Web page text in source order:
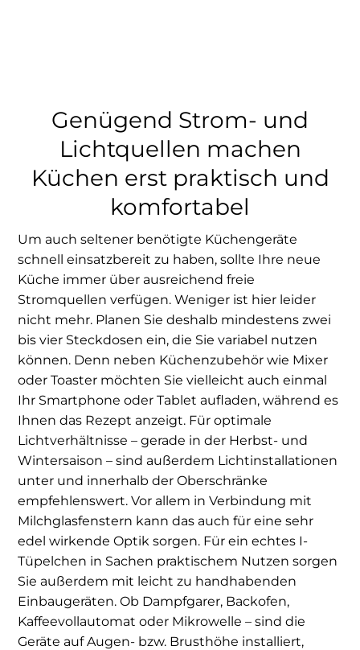
Genügend Strom- und
Lichtquellen machen
Küchen erst praktisch und
komfortabel
Um auch seltener benötigte Küchengeräte
schnell einsatzbereit zu haben, sollte Ihre neue
Küche immer über ausreichend freie
Stromquellen verfügen. Weniger ist hier leider
nicht mehr. Planen Sie deshalb mindestens zwei
bis vier Steckdosen ein, die Sie variabel nutzen
können. Denn neben Küchenzubehör wie Mixer
oder Toaster möchten Sie vielleicht auch einmal
Ihr Smartphone oder Tablet aufladen, während es
Ihnen das Rezept anzeigt. Für optimale
Lichtverhältnisse – gerade in der Herbst- und
Wintersaison – sind außerdem Lichtinstallationen
unter und innerhalb der Oberschränke
empfehlenswert. Vor allem in Verbindung mit
Milchglasfenstern kann das auch für eine sehr
edel wirkende Optik sorgen. Für ein echtes I-
Tüpelchen in Sachen praktischem Nutzen sorgen
Sie außerdem mit leicht zu handhabenden
Einbaugeräten. Ob Dampfgarer, Backofen,
Kaffeevollautomat oder Mikrowelle – sind die
Geräte auf Augen- bzw. Brusthöhe installiert,